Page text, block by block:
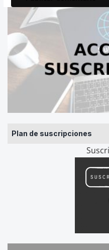
Plan de suscripciones